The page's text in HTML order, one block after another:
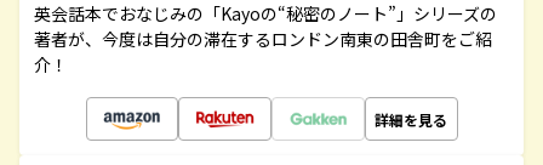
英会話本でおなじみの「Kayoの“秘密のノート”」シリーズの
著者が、今度は自分の滞在するロンドン南東の田舎町をご紹
介！
詳細を見る